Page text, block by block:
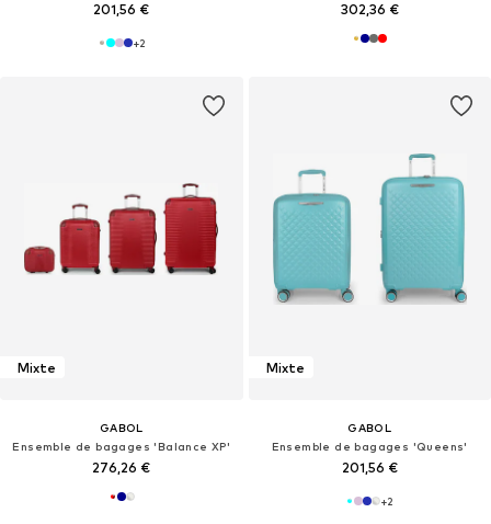
201,56 €
+2
302,36 €
Mixte
GABOL
Ensemble de bagages 'Balance XP'
276,26 €
Mixte
GABOL
Ensemble de bagages 'Queens'
201,56 €
+2